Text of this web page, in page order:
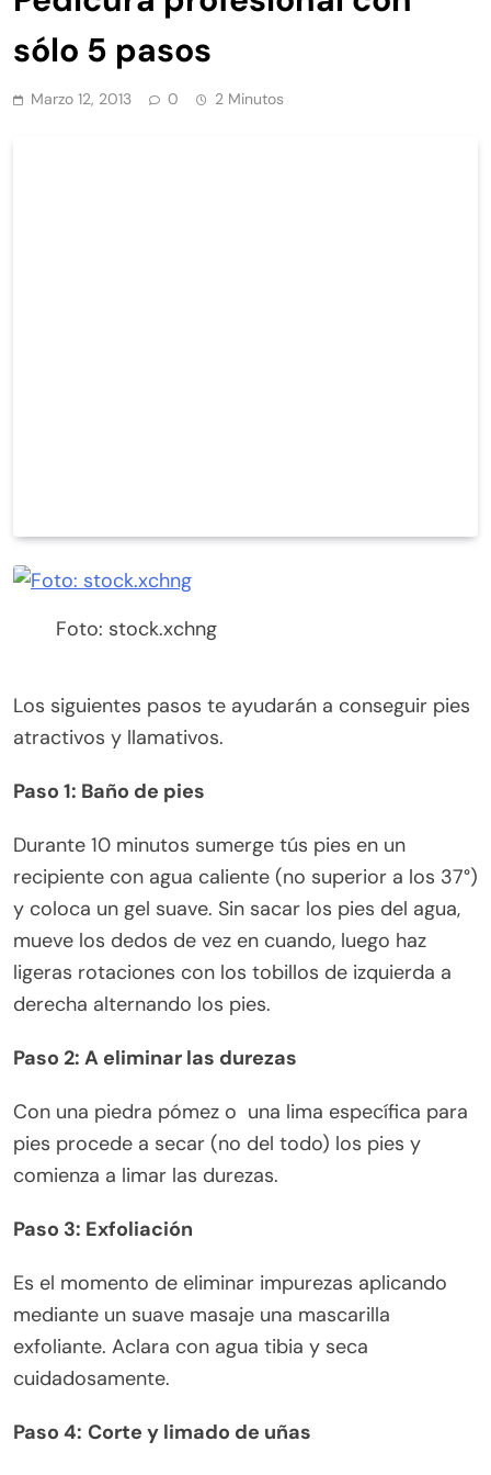
sólo 5 pasos
Marzo 12, 2013 0 2 Minutos
Foto: stock.xchng
Los siguientes pasos te ayudarán a conseguir pies
atractivos y llamativos.
Paso 1: Baño de pies
Durante 10 minutos sumerge tús pies en un
recipiente con agua caliente (no superior a los 37°)
y coloca un gel suave. Sin sacar los pies del agua,
mueve los dedos de vez en cuando, luego haz
ligeras rotaciones con los tobillos de izquierda a
derecha alternando los pies.
Paso 2: A eliminar las durezas
Con una piedra pómez o una lima específica para
pies procede a secar (no del todo) los pies y
comienza a limar las durezas.
Paso 3: Exfoliación
Es el momento de eliminar impurezas aplicando
mediante un suave masaje una mascarilla
exfoliante. Aclara con agua tibia y seca
cuidadosamente.
Paso 4: Corte y limado de uñas